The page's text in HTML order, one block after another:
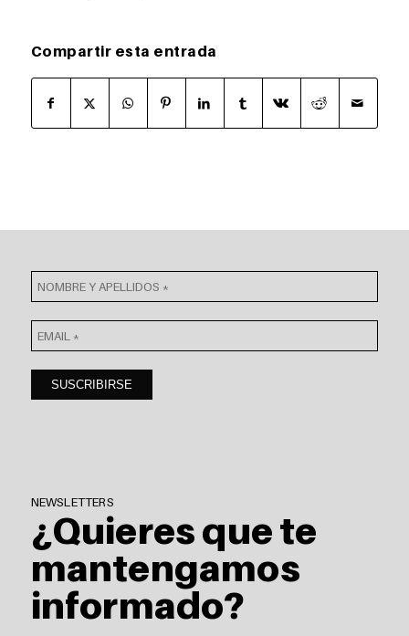
Compartir esta entrada
NEWSLETTERS
¿Quieres que te
mantengamos
informado?